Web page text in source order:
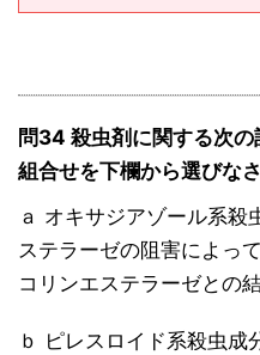
問34 殺虫剤に関する次
組合せを下欄から選びなさ
ａ オキサジアゾール系殺
ステラーゼの阻害によっ
コリンエステラーゼとの
ｂ ピレスロイド系殺虫成